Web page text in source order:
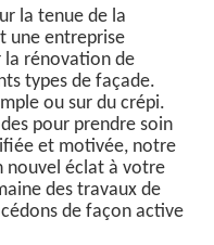
la tenue de la
une entreprise
la rénovation de
types de façade.
ou sur du crépi.
pour prendre soin
et motivée, notre
nouvel éclat à votre
des travaux de
de façon active